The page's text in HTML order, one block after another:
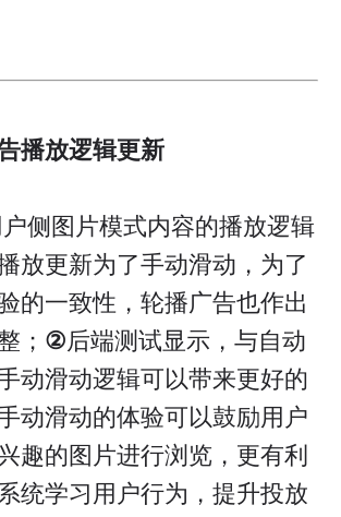
播放逻辑更新
侧图片模式内容的播放逻辑
放更新为了手动滑动，为了
的一致性，轮播广告也作出
； ②后端测试显示，与自动
动滑动逻辑可以带来更好的
动滑动的体验可以鼓励用户
趣的图片进行浏览，更有利
统学习用户行为，提升投放